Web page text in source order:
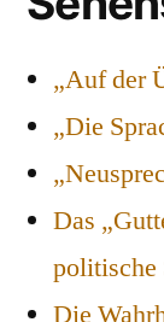
„Auf der
„Die
Das
politische
Die